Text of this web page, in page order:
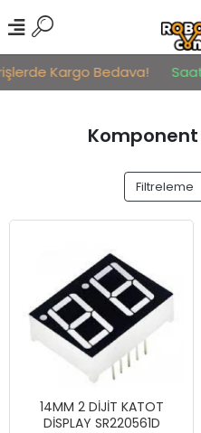
Kargo Bedava!
Komponent
Filtreleme
14MM 2 DİJİT KATOT
DİSPLAY SR220561D